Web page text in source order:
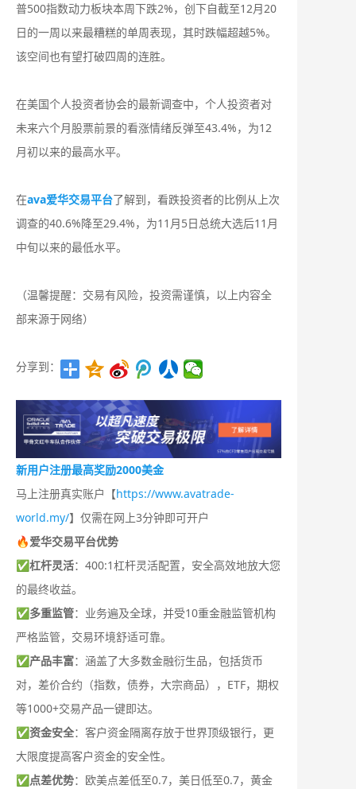
普500指数动力板块本周下跌2%，创下自截至12月20
日的一周以来最糟糕的单周表现，其时跌幅超越5%。
该空间也有望打破四周的连胜。
在美国个人投资者协会的最新调查中，个人投资者对
未来六个月股票前景的看涨情绪反弹至43.4%，为12
月初以来的最高水平。
在ava爱华交易平台了解到，看跌投资者的比例从上次
调查的40.6%降至29.4%，为11月5日总统大选后11月
中旬以来的最低水平。
（温馨提醒：交易有风险，投资需谨慎，以上内容全
部来源于网络）
分享到：
新用户注册最高奖励2000美金
马上注册真实账户【https://www.avatrade-
world.my/】仅需在网上3分钟即可开户
🔥爱华交易平台优势
✅杠杆灵活：400:1杠杆灵活配置，安全高效地放大您
的最终收益。
✅多重监管：业务遍及全球，并受10重金融监管机构
严格监管，交易环境舒适可靠。
✅产品丰富：涵盖了大多数金融衍生品，包括货币
对，差价合约（指数，债券，大宗商品），ETF，期权
等1000+交易产品一键即达。
✅资金安全：客户资金隔离存放于世界顶级银行，更
大限度提高客户资金的安全性。
✅点差优势：欧美点差低至0.7，美日低至0.7，黄金